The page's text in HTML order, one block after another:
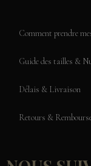
Comment prendre
Guide des tailles &
Délais & Livraison
Retours &